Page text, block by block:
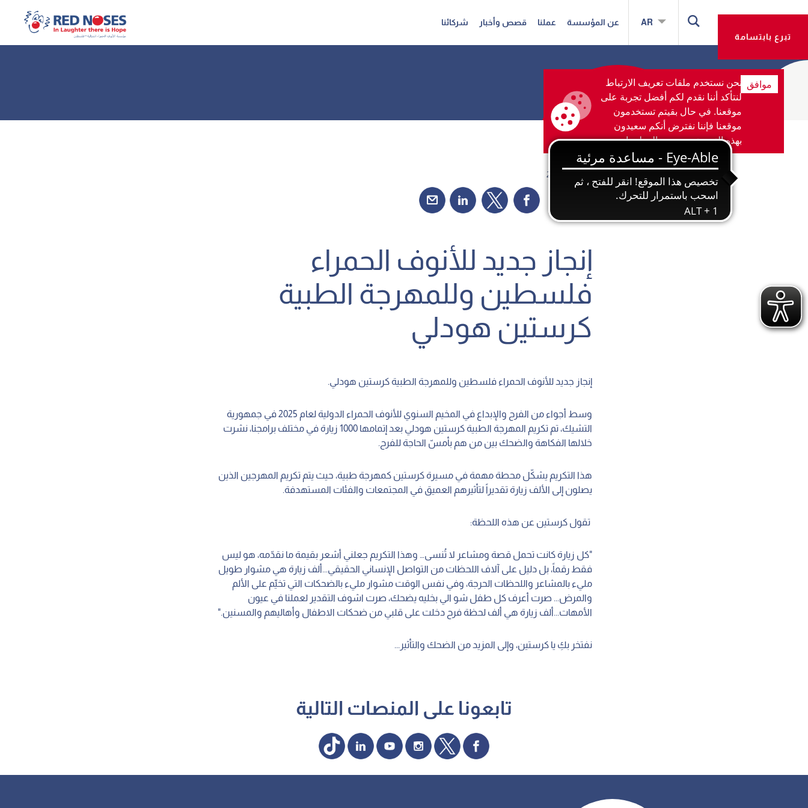
تبرع بابتسامة
عن المؤسسة عملنا قصص وأخبار شركائنا AR
إنجاز جديد للأنوف الحمراء
فلسطين وللمهرجة الطبية
كرستين هودلي
إنجاز جديد للأنوف الحمراء فلسطين وللمهرجة الطبية كرستين هودلي.
وسط أجواء من الفرح والإبداع في المخيم السنوي للأنوف الحمراء الدولية لعام 2025 في جمهورية
التشيك، تم تكريم المهرجة الطبية كرستين هودلي بعد إتمامها 1000 زيارة في مختلف برامجنا، نشرت
خلالها الفكاهة والضحك بين من هم بأمسّ الحاجة للفرح.
هذا التكريم يشكّل محطة مهمة في مسيرة كرستين كمهرجة طبية، حيث يتم تكريم المهرجين الذين
يصلون إلى الألف زيارة تقديراً لتأثيرهم العميق في المجتمعات والفئات المستهدفة.
تقول كرستين عن هذه اللحظة:
"كل زيارة كانت تحمل قصة ومشاعر لا تُنسى… وهذا التكريم جعلني أشعر بقيمة ما نقدّمه، هو ليس
فقط رقماً، بل دليل على آلاف اللحظات من التواصل الإنساني الحقيقي...ألف زيارة هي مشوار طويل
مليء بالمشاعر واللحظات الحرجة، وفي نفس الوقت مشوار مليء بالضحكات التي تخيِّم على الألم
والمرض... صرت أعرف كل طفل شو الي بخليه يضحك، صرت اشوف التقدير لعملنا في عيون
الأمهات...ألف زيارة هي ألف لحظة فرح دخلت على قلبي من ضحكات الاطفال وأهاليهم والمسنين."
نفتخر بكِ يا كرستين، وإلى المزيد من الضحك والتأثير...
تابعونا على المنصات التالية
نحن نستخدم ملفات تعريف الارتباط
لنتأكد أننا نقدم لكم أفضل تجربة على
موقعنا. في حال بقيتم تستخدمون
موقعنا فإننا نفترض أنكم سعيدون
بهذه التجربةمزيد من المعلومات
موافق